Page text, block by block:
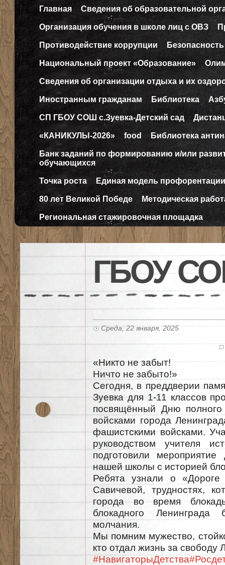
Главная Сведения об образовательной
Организация обучения в школе лиц с ОВЗ
Противодействие коррупции Безопасность
Национальный проект «Образование»
Сведения об организации отдыха и их
Иностранным гражданам Библиотека
СП ГБОУ СОШ с.Зуевка-Детский сад
«КАНИКУЛЫ-2026» food Библиотека
Банк заданий по формированию и/или
обучающихся
Точка роста Единая модель профорентации
80 лет Великой Победе Методическая
Региональная стажировочная площадка
ГБОУ
Среда, 22 января, 2025
«Никто не забыт!
Ничто не забыто!»
Сегодня, в преддверии
Зуевка для 1-11 классов
посвящённый Дню полного
войсками города
фашистскими войсками.
руководством учителя
подготовили
нашей школы с историей
Ребята узнали о
Савичевой, трудностях,
города во время
блокадного
молчания.
Мы помним мужество,
кто отдал жизнь за свободу
#НавигаторыДетства